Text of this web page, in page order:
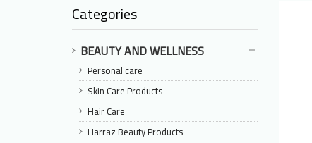
Categories
BEAUTY AND WELLNESS
Personal care
Skin Care Products
Hair Care
Harraz Beauty Products